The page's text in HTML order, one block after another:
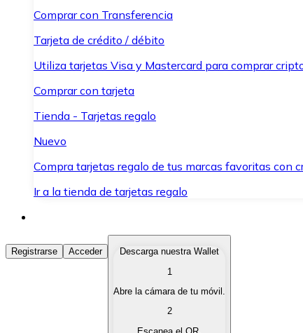
Comprar con Transferencia
Tarjeta de crédito / débito
Utiliza tarjetas Visa y Mastercard para comprar
Comprar con tarjeta
Tienda - Tarjetas regalo
Nuevo
Compra tarjetas regalo de tus marcas favoritas con
Ir a la tienda de tarjetas regalo
Comprar Criptomonedas
Compra criptomonedas con diferentes métodos de
Vende tus criptomonedas de forma rápida y segura.
Registrarse Acceder
Descarga nuestra Wallet
1
Abre la cámara de tu móvil.
2